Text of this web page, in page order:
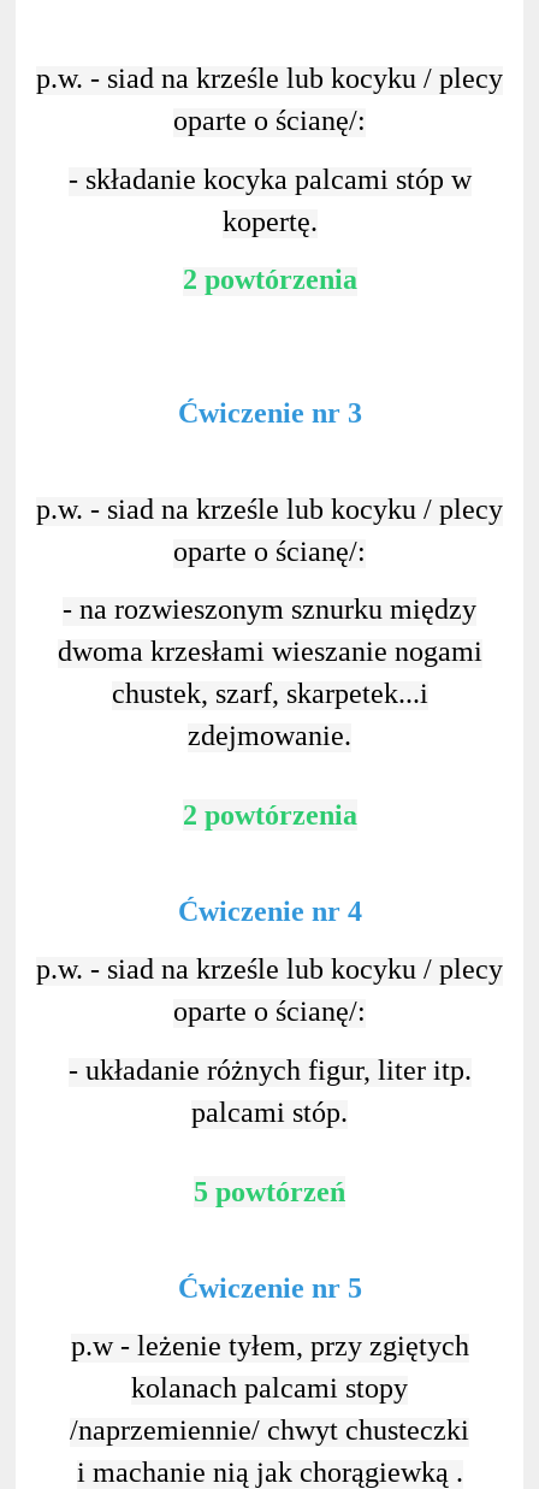
p.w. - siad na krześle lub kocyku / plecy
oparte o ścianę/:
- składanie kocyka palcami stóp w
kopertę.
2 powtórzenia
Ćwiczenie nr 3
p.w. - siad na krześle lub kocyku / plecy
oparte o ścianę/:
- na rozwieszonym sznurku między
dwoma krzesłami wieszanie nogami
chustek, szarf, skarpetek...i
zdejmowanie.
2 powtórzenia
Ćwiczenie nr 4
p.w. - siad na krześle lub kocyku / plecy
oparte o ścianę/:
- układanie różnych figur, liter itp.
palcami stóp.
5 powtórzeń
Ćwiczenie nr 5
p.w - leżenie tyłem, przy zgiętych
kolanach palcami stopy
/naprzemiennie/ chwyt chusteczki
i machanie nią jak chorągiewką .